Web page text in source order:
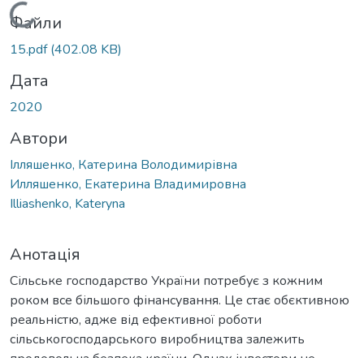
Вантажиться...
Файли
15.pdf(402.08 KB)
Дата
2020
Автори
Ілляшенко, Катерина Володимирівна
Илляшенко, Екатерина Владимировна
Illiashenko, Kateryna
Анотація
Сільське господарство України потребує з кожним
роком все більшого фінансування. Це стає обєктивною
реальністю, адже від ефективної роботи
сільськогосподарського виробництва залежить